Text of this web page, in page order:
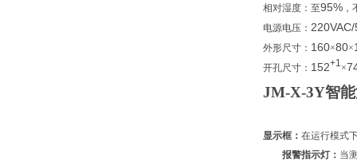
相对湿度：至95% ，
电源电压：
外形尺寸： 160×80×
开孔尺寸： 152+1×
JM-X-3Y智
显示框： 在运行模式
报警指示灯： 当